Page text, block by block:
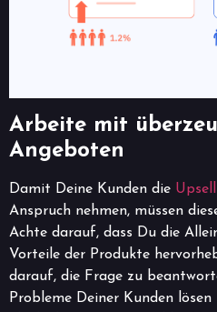
Arbeite mit
Angeboten
Damit Deine Kunden die
Anspruch nehmen, müssen
Achte darauf, dass Du die
Vorteile der Produkte
darauf, die Frage zu
Probleme Deiner Kunden